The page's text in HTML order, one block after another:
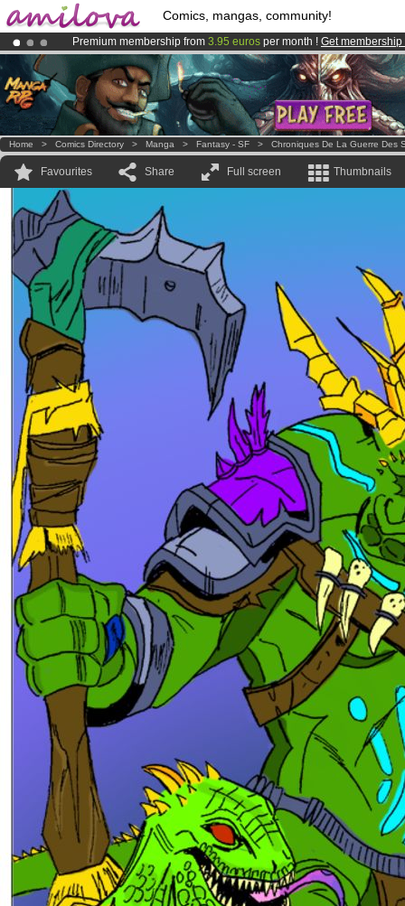
Comics, mangas, community!
Premium membership from 3.95 euros per month ! Get membership
Already 100000membersand 1000comics & mangas!.
AmilovaKickstarter is now LIVE!.
Home > Comics Directory > Manga > Fantasy - SF > Chroniques De La Guerre Des
Favourites Share Full screen Thumbnails